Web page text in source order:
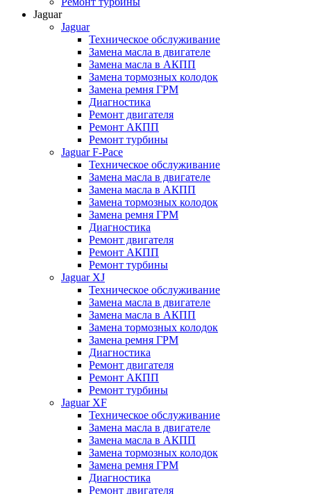
Jaguar
Jaguar
Техническое обслуживание
Замена масла в двигателе
Замена масла в АКПП
Замена тормозных колодок
Замена ремня ГРМ
Диагностика
Ремонт двигателя
Ремонт АКПП
Ремонт турбины
Jaguar F-Pace
Техническое обслуживание
Замена масла в двигателе
Замена масла в АКПП
Замена тормозных колодок
Замена ремня ГРМ
Диагностика
Ремонт двигателя
Ремонт АКПП
Ремонт турбины
Jaguar XJ
Техническое обслуживание
Замена масла в двигателе
Замена масла в АКПП
Замена тормозных колодок
Замена ремня ГРМ
Диагностика
Ремонт двигателя
Ремонт АКПП
Ремонт турбины
Jaguar XF
Техническое обслуживание
Замена масла в двигателе
Замена масла в АКПП
Замена тормозных колодок
Замена ремня ГРМ
Диагностика
Ремонт двигателя